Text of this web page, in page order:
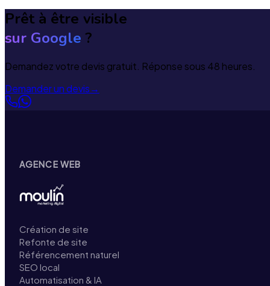
Prêt à être visible
sur Google ?
Demandez votre devis gratuit. Réponse sous 48 heures.
Demander un devis→
AGENCE WEB
Création de site
Refonte de site
Référencement naturel
SEO local
Automatisation & IA